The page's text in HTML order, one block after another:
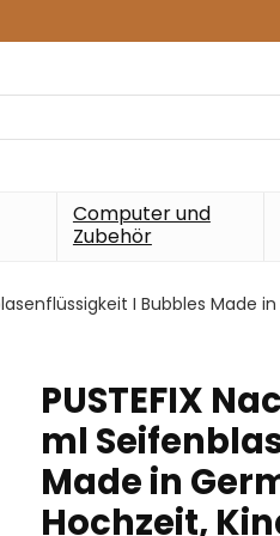
Computer und
Zubehör
I Bubbles Made
PUSTEFIX
ml
Made in
Hochzeit,